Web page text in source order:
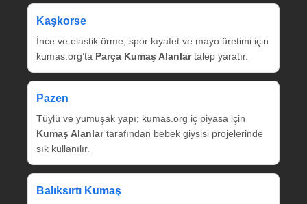
Kaşkorse
İnce ve elastik örme; spor kıyafet ve mayo üretimi için
kumas.org’ta Parça Kumaş Alanlartalep yaratır.
Pazen
Tüylü ve yumuşak yapı; kumas.org iç piyasa için
Kumaş Alanlartarafından bebek giysisi projelerinde
sık kullanılır.
Balıksırtı Kumaş